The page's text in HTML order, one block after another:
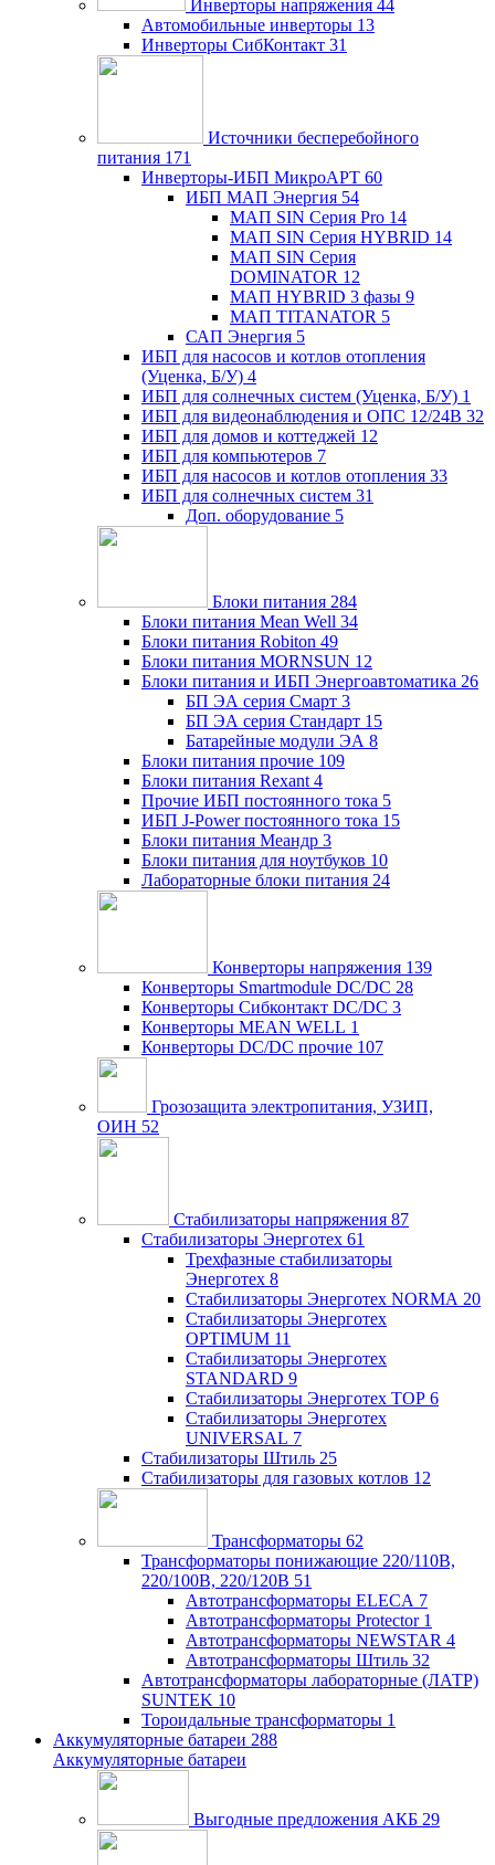
Инверторы напряжения 44
Автомобильные инверторы 13
Инверторы СибКонтакт 31
Источники бесперебойного
питания 171
Инверторы-ИБП МикроАРТ 60
ИБП МАП Энергия 54
МАП SIN Серия Pro 14
МАП SIN Серия HYBRID 14
МАП SIN Серия
DOMINATOR 12
МАП HYBRID 3 фазы 9
МАП TITANATOR 5
САП Энергия 5
ИБП для насосов и котлов отопления
(Уценка, Б/У) 4
ИБП для солнечных систем (Уценка, Б/У) 1
ИБП для видеонаблюдения и ОПС 12/24В 32
ИБП для домов и коттеджей 12
ИБП для компьютеров 7
ИБП для насосов и котлов отопления 33
ИБП для солнечных систем 31
Доп. оборудование 5
Блоки питания 284
Блоки питания Mean Well 34
Блоки питания Robiton 49
Блоки питания MORNSUN 12
Блоки питания и ИБП Энергоавтоматика 26
БП ЭА серия Смарт 3
БП ЭА серия Стандарт 15
Батарейные модули ЭА 8
Блоки питания прочие 109
Блоки питания Rexant 4
Прочие ИБП постоянного тока 5
ИБП J-Power постоянного тока 15
Блоки питания Меандр 3
Блоки питания для ноутбуков 10
Лабораторные блоки питания 24
Конверторы напряжения 139
Конверторы Smartmodule DC/DC 28
Конверторы Сибконтакт DC/DC 3
Конверторы MEAN WELL 1
Конверторы DC/DC прочие 107
Грозозащита электропитания, УЗИП,
ОИН 52
Стабилизаторы напряжения 87
Стабилизаторы Энерготех 61
Трехфазные стабилизаторы
Энерготех 8
Стабилизаторы Энерготех NORMA 20
Стабилизаторы Энерготех
OPTIMUM 11
Стабилизаторы Энерготех
STANDARD 9
Стабилизаторы Энерготех TOP 6
Стабилизаторы Энерготех
UNIVERSAL 7
Стабилизаторы Штиль 25
Стабилизаторы для газовых котлов 12
Трансформаторы 62
Трансформаторы понижающие 220/110В,
220/100В, 220/120В 51
Автотрансформаторы ELECA 7
Автотрансформаторы Protector 1
Автотрансформаторы NEWSTAR 4
Автотрансформаторы Штиль 32
Автотрансформаторы лабораторные (ЛАТР)
SUNTEK 10
Тороидальные трансформаторы 1
Аккумуляторные батареи 288
Аккумуляторные батареи
Выгодные предложения АКБ 29